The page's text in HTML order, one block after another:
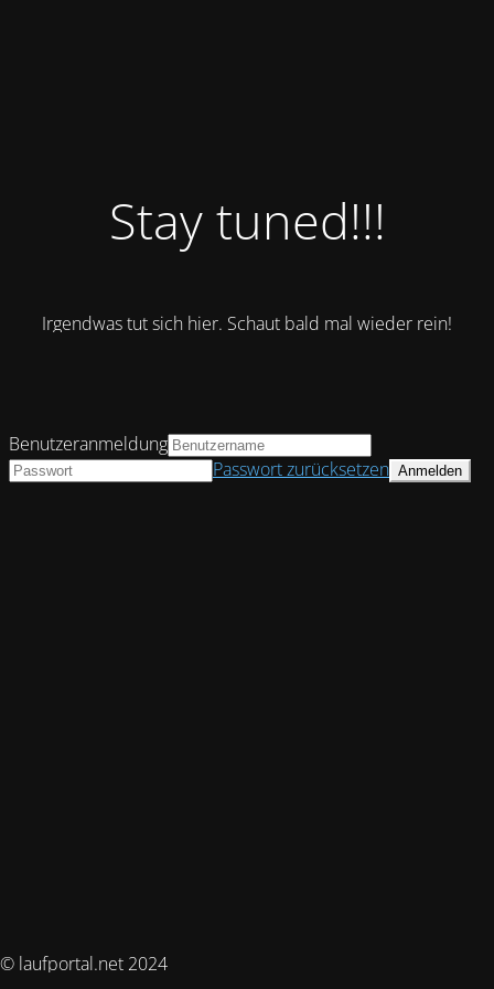
Stay tuned!!!
Irgendwas tut sich hier. Schaut bald mal wieder rein!
© laufportal.net 2024
Benutzeranmeldung
Passwort zurücksetzen